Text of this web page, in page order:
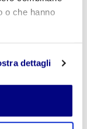
o che hanno
dettagli